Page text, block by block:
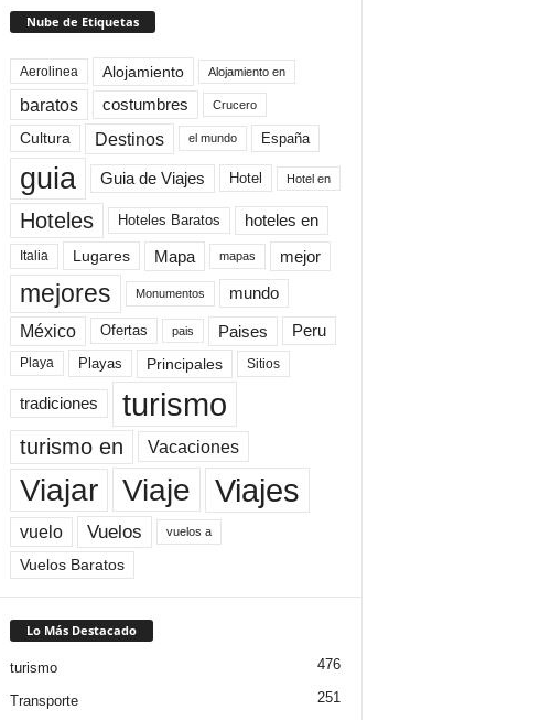
Nube de Etiquetas
Aerolinea Alojamiento Alojamiento en
baratos costumbres Crucero
Cultura Destinos el mundo España
guia Guia de Viajes Hotel Hotel en
Hoteles Hoteles Baratos hoteles en
Italia Lugares Mapa mapas mejor
mejores Monumentos mundo
México Ofertas pais Paises Peru
Playa Playas Principales Sitios
tradiciones turismo
turismo en Vacaciones
Viajar Viaje Viajes
vuelo Vuelos vuelos a
Vuelos Baratos
Lo Más Destacado
turismo 476
Transporte 251